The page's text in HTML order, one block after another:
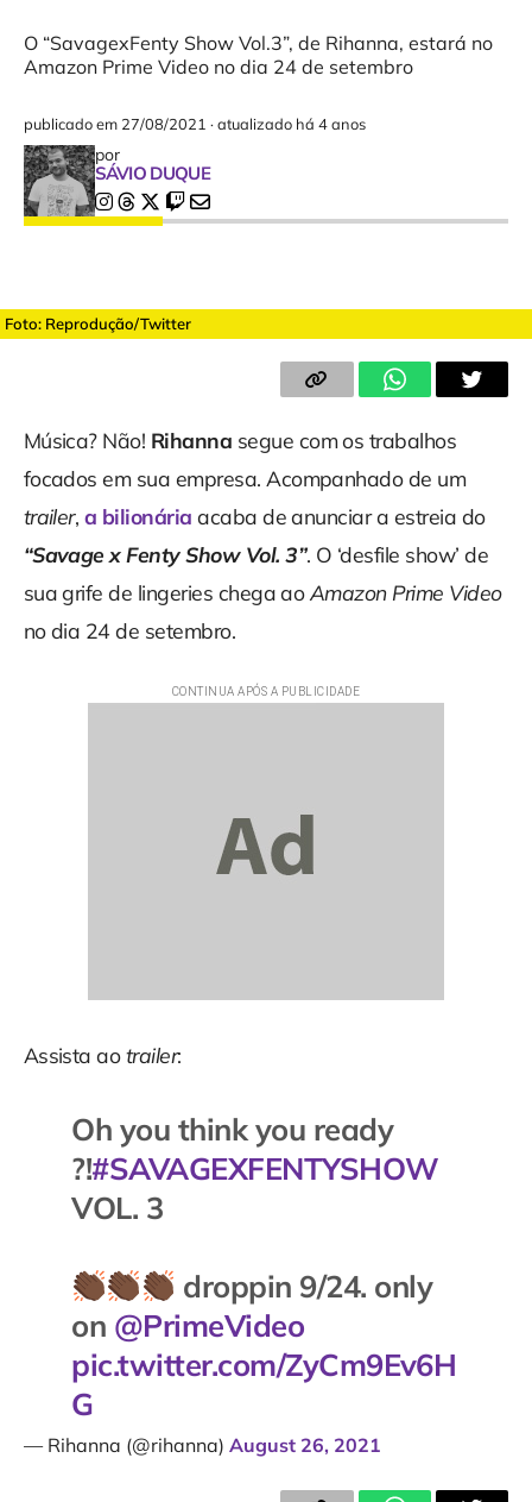
O “SavagexFenty Show Vol.3”, de Rihanna, estará no
Amazon Prime Video no dia 24 de setembro
publicado em 27/08/2021 ·atualizado há 4 anos
por
SÁVIO DUQUE
Foto: Reprodução/Twitter
Música? Não! Rihanna segue com os trabalhos
focados em sua empresa. Acompanhado de um
trailer, a bilionária acaba de anunciar a estreia do
“Savage x Fenty Show Vol. 3”. O ‘desfile show’ de
sua grife de lingeries chega aoAmazon Prime Video
no dia 24 de setembro.
Assista aotrailer:
Oh you think you ready
?!#SAVAGEXFENTYSHOW
VOL. 3
droppin 9/24. only
on @PrimeVideo
pic.twitter.com/ZyCm9Ev6H
G
— Rihanna (@rihanna) August 26, 2021